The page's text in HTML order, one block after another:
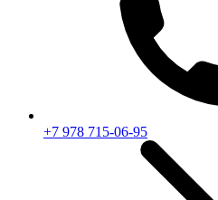
+7 978 715-06-95